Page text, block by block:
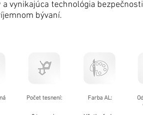
vynikajúca technológia
bývaní.
Počet tesnení: Farba AL: